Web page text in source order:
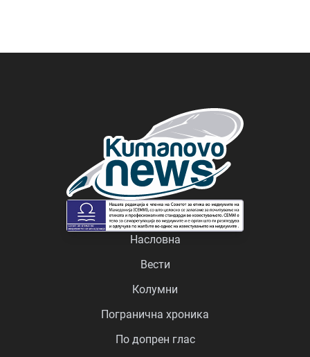
Насловна
Вести
Колумни
Погранична хроника
По допрен глас